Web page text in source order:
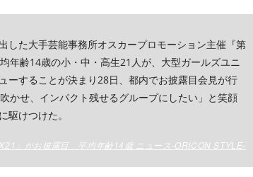
した大手芸能事務所オスカープロモーション主催『第
年齢14歳の小・中・高生21人が、大型ガールズユニ
ーすることが決まり28日、都内でお披露目会見が行
かせ、インパクト残せるグループにしたい」と笑顔
駆けつけた。
」がお披露目 平均年齢14歳 ニュース-ORICON STYLE-